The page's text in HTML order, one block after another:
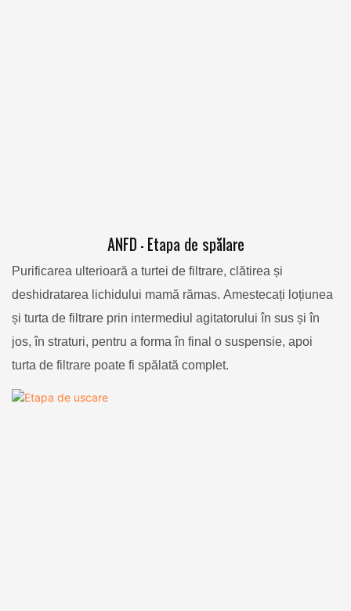
ANFD - Etapa de spălare
Purificarea ulterioară a turtei de filtrare, clătirea și
deshidratarea lichidului mamă rămas. Amestecați loțiunea
și turta de filtrare prin intermediul agitatorului în sus și în
jos, în straturi, pentru a forma în final o suspensie, apoi
turta de filtrare poate fi spălată complet.